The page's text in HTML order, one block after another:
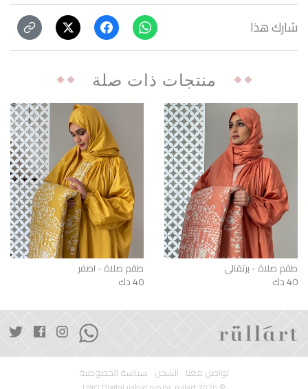
شارك هذا
منتجات ذات صلة
طقم صلاة - برتقالي
40 دك
طقم صلاة - اصفر
40 دك
تواصل معنا الشحن سياسة الخصوصية